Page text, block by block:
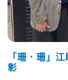
「珊．珊」
彰